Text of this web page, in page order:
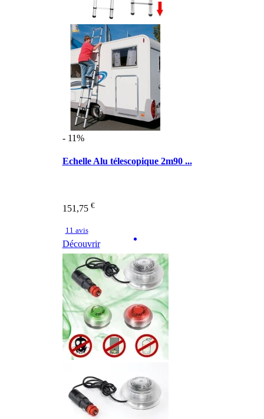
- 11%
Echelle Alu télescopique 2m90 ...
151,75 €
11 avis
Découvrir